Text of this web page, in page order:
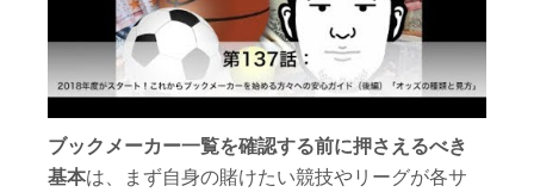
ブックメーカー一覧を確認する前に押さえるべき
基本は、まず自身の賭けたい競技やリーグが各サ